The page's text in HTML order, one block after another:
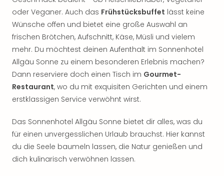
oder Veganer. Auch das Frühstücksbuffet lässt keine
Wünsche offen und bietet eine große Auswahl an
frischen Brötchen, Aufschnitt, Käse, Müsli und vielem
mehr. Du möchtest deinen Aufenthalt im Sonnenhotel
Allgäu Sonne zu einem besonderen Erlebnis machen?
Dann reserviere doch einen Tisch im Gourmet-
Restaurant, wo du mit exquisiten Gerichten und einem
erstklassigen Service verwöhnt wirst.
Das Sonnenhotel Allgäu Sonne bietet dir alles, was du
für einen unvergesslichen Urlaub brauchst. Hier kannst
du die Seele baumeln lassen, die Natur genießen und
dich kulinarisch verwöhnen lassen.